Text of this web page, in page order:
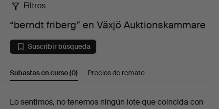
“berndt
friberg”
en
Växjö
Filtros
“berndt friberg” en Växjö Auktionskammare
Suscribir búsqueda
Subastas en curso(0) Precios de remate
Subastas
Lo sentimos, no tenemos ningún lote que coincida con